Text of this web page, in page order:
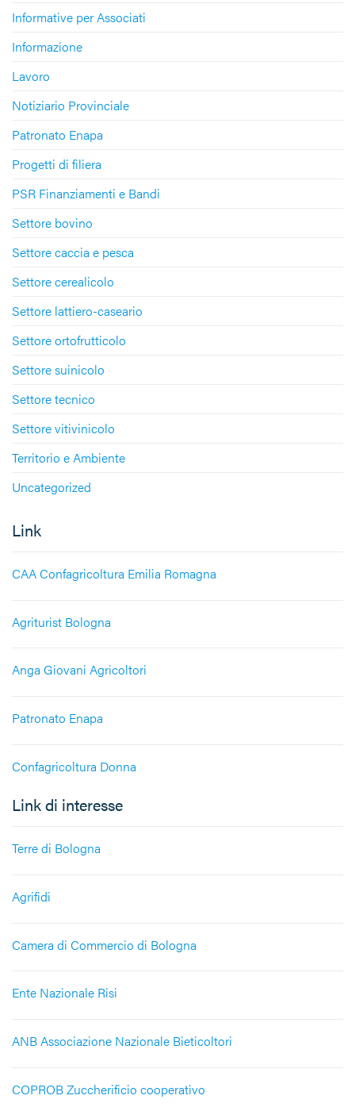
Informative per Associati
Informazione
Lavoro
Notiziario Provinciale
Patronato Enapa
Progetti di filiera
PSR Finanziamenti e Bandi
Settore bovino
Settore caccia e pesca
Settore cerealicolo
Settore lattiero-caseario
Settore ortofrutticolo
Settore suinicolo
Settore tecnico
Settore vitivinicolo
Territorio e Ambiente
Uncategorized
Link
CAA Confagricoltura Emilia Romagna
Agriturist Bologna
Anga Giovani Agricoltori
Patronato Enapa
Confagricoltura Donna
Link di interesse
Terre di Bologna
Agrifidi
Camera di Commercio di Bologna
Ente Nazionale Risi
ANB Associazione Nazionale Bieticoltori
COPROB Zuccherificio cooperativo